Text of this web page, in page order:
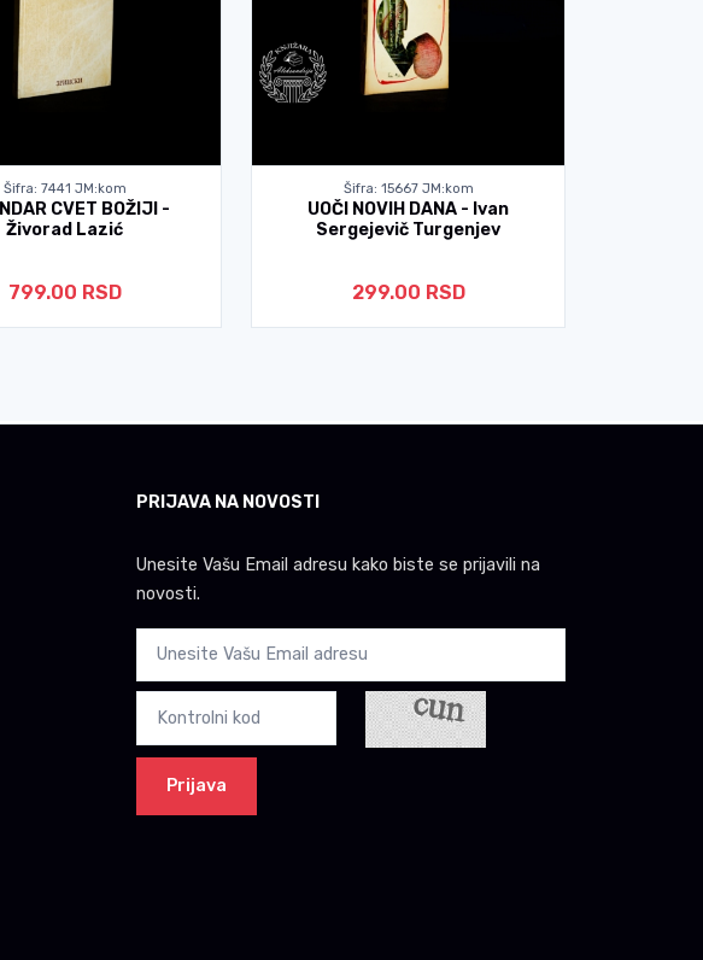
Šifra: 7441 JM:kom
CVET BOŽIJI -
Živorad Lazić
799.00 RSD
Šifra: 15667 JM:kom
UOČI NOVIH DANA - Ivan
Sergejevič Turgenjev
299.00 RSD
PRIJAVA NA NOVOSTI
Unesite Vašu Email adresu kako biste se prijavili na
novosti.
Prijava